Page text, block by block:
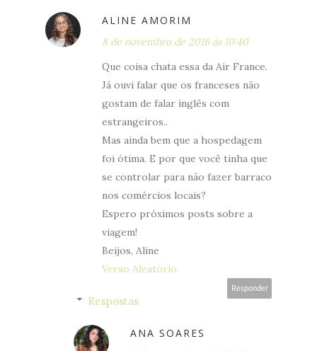
ALINE AMORIM
8 de novembro de 2016 às 10:40
Que coisa chata essa da Air France.
Já ouvi falar que os franceses não
gostam de falar inglês com
estrangeiros..
Mas ainda bem que a hospedagem
foi ótima. E por que você tinha que
se controlar para não fazer barraco
nos comércios locais?
Espero próximos posts sobre a
viagem!
Beijos, Aline
Verso Aleatório
Responder
Respostas
ANA SOARES